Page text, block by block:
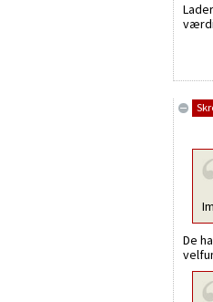
De